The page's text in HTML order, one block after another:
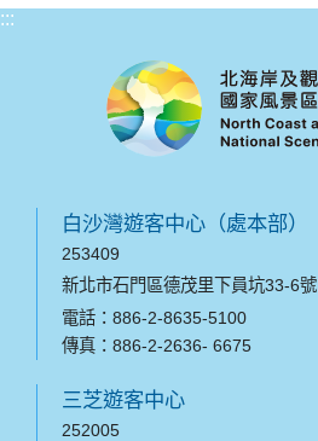
:::
白沙灣遊客中心（處本部）
253409
新北市石門區德茂里下員坑33-6號
電話：886-2-8635-5100
傳真：886-2-2636- 6675
三芝遊客中心
252005